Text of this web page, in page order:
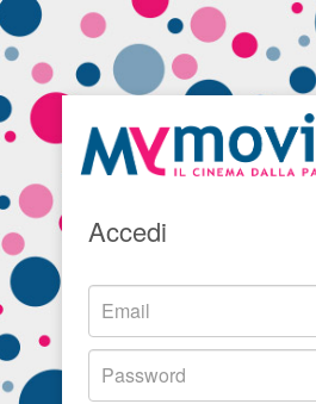
Accedi